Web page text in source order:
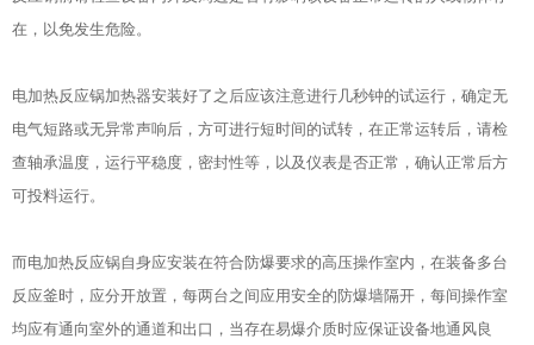
在，以免发生危险。
电加热反应锅加热器安装好了之后应该注意进行几秒钟的试运行，确定无
电气短路或无异常声响后，方可进行短时间的试转，在正常运转后，请检
查轴承温度，运行平稳度，密封性等，以及仪表是否正常，确认正常后方
可投料运行。
而电加热反应锅自身应安装在符合防爆要求的高压操作室内，在装备多台
反应釜时，应分开放置，每两台之间应用安全的防爆墙隔开，每间操作室
均应有通向室外的通道和出口，当存在易爆介质时应保证设备地通风良